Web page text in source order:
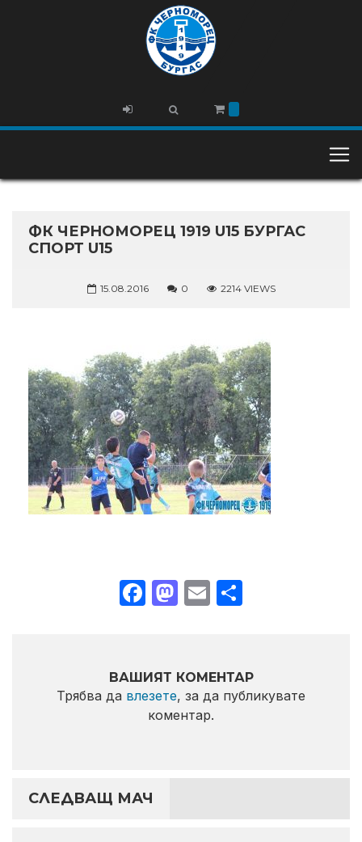
ФК ЧЕРНОМОРЕЦ 1919 U15 БУРГАС
СПОРТ U15
15.08.2016 0 2214 VIEWS
Facebook
Mastodon
Email
ВАШИЯТ КОМЕНТАР
Трябва да влезете, за да публикувате
коментар.
СЛЕДВАЩ МАЧ